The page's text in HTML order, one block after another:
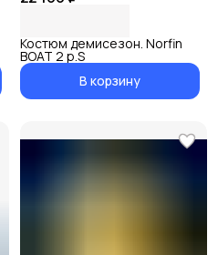
Костюм демисезон. Norfin
BOAT 2 р.S
В корзину